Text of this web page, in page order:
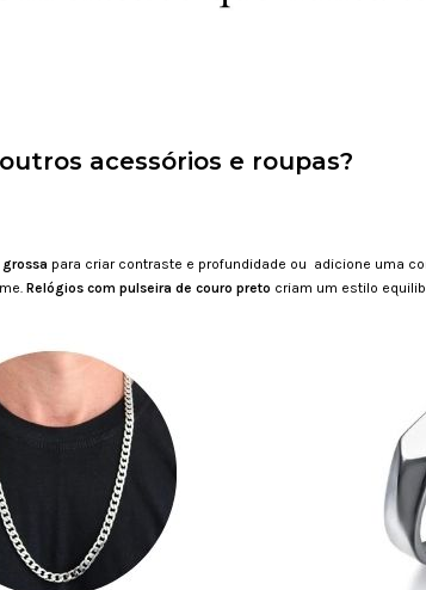
acessórios e roupas?
para criar contraste e profundidade ou adicione uma
Relógios com pulseira de couro preto criam um estilo